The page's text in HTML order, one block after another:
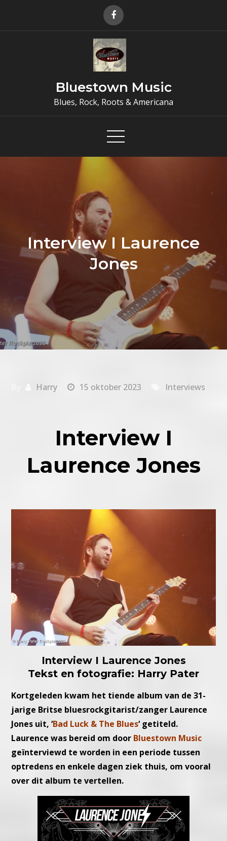
Bluestown Music
Blues, Rock, Roots & Americana
Interview I Laurence
Jones
Harry 15 oktober 2023 Interviews
Interview I
Laurence Jones
Interview I Laurence Jones
Tekst en fotografie: Harry Pater
Kortgeleden kwam het tiende album van de 31-
jarige Britse bluesrockgitarist/zanger Laurence
Jones uit, ‘Bad Luck & The Blues‘getiteld.
Laurence was bereid om door Bluestown Music
geïnterviewd te worden in een periode tussen
optredens en enkele dagen ziek thuis, om vooral
over dit album te vertellen.